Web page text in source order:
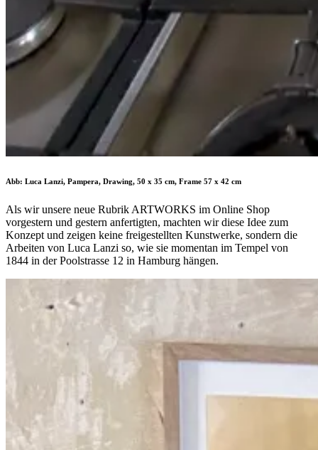
Abb: Luca Lanzi, Pampera, Drawing, 50 x 35 cm, Frame 57 x 42 cm
Als wir unsere neue Rubrik ARTWORKS im Online Shop
vorgestern und gestern anfertigten, machten wir diese Idee zum
Konzept und zeigen keine freigestellten Kunstwerke, sondern die
Arbeiten von Luca Lanzi so, wie sie momentan im Tempel von
1844 in der Poolstrasse 12 in Hamburg hängen.